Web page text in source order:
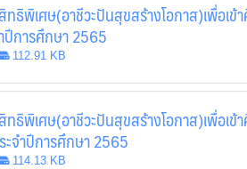
ธิพิเศษ(อาชีวะปันสุขสร้างโอกาส)เพื่อเ
ปีการศึกษา 2565
112.91 KB
ธิพิเศษ(อาชีวะปันสุขสร้างโอกาส)เพื่อเ
จำปีการศึกษา 2565
114.13 KB